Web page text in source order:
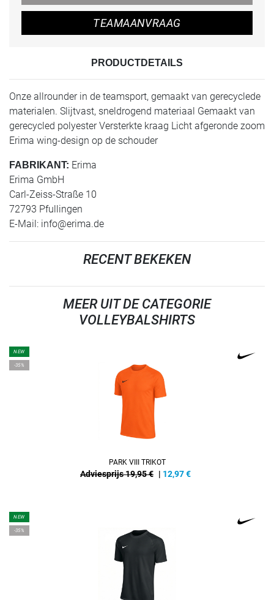
TEAMAANVRAAG
PRODUCTDETAILS
Onze allrounder in de teamsport, gemaakt van gerecyclede
materialen. Slijtvast, sneldrogend materiaal Gemaakt van
gerecycled polyester Versterkte kraag Licht afgeronde zoom
Erima wing-design op de schouder
FABRIKANT: Erima
Erima GmbH
Carl-Zeiss-Straße 10
72793 Pfullingen
E-Mail: info@erima.de
RECENT BEKEKEN
MEER UIT DE CATEGORIE
VOLLEYBALSHIRTS
NEW
-35%
PARK VIII TRIKOT
Adviesprijs 19,95 € | 12,97€
NEW
-35%